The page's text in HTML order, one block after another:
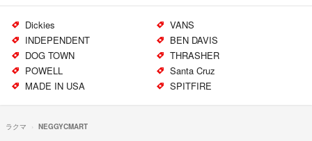
Dickies
VANS
INDEPENDENT
BEN DAVIS
DOG TOWN
THRASHER
POWELL
Santa Cruz
MADE IN USA
SPITFIRE
ラクマ NEGGYCMART